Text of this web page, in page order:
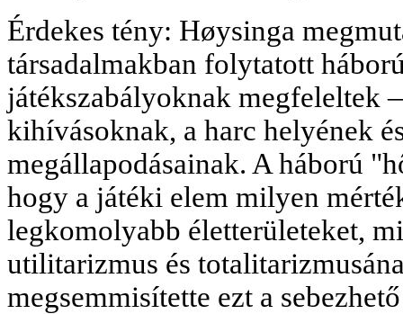
Érdekes tény: Høysinga
társadalmakban folytatott
játékszabályoknak megfeleltek
kihívásoknak, a harc helyének
megállapodásainak. A háború
hogy a játéki elem milyen
legkomolyabb életterületeket,
utilitarizmus és
megsemmisítette ezt a